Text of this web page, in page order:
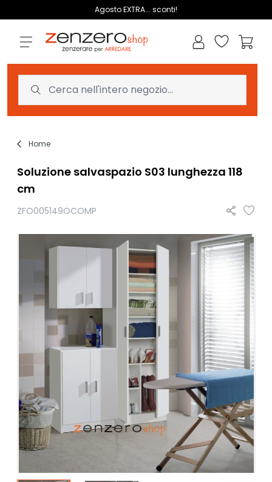
Agosto EXTRA... sconti!
Lista dei
Home
Soluzione salvaspazio S03 lunghezza 118
cm
ZFO005149OCOMP